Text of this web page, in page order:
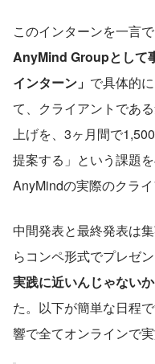
このインターンを一言で
AnyMind Groupとして
インターン」 で具体的
て、クライアントであ
上げを、3ヶ月間で
提案する」という課題
AnyMindの実際のクライ
中間発表と最終発表は
らコンペ形式でプレゼ
実践に近いんじゃない
た。以下が簡単な日程
響で全てオンラインで実